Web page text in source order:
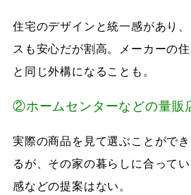
住宅のデザインと統一感があり
スも安心だが割高。メーカーの
と同じ外構になることも。
②ホームセンターなどの量販
実際の商品を見て選ぶことがで
るが、その家の暮らしに合って
感などの提案はない。